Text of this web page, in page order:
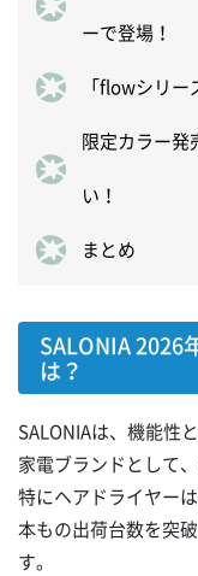
ーで登場！
「flowシリ
限定カラー発
い！
まとめ
SALONIA 2026
は？
SALONIAは、機能性
家電ブランドとして
特にヘアドライヤー
本もの出荷台数を突
す。